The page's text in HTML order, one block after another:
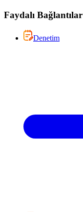
Faydalı Bağlantılar
Denetim